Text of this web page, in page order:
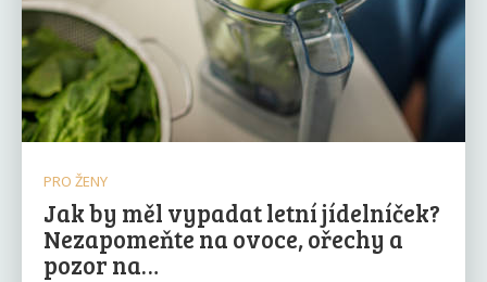
PRO ŽENY
Jak by měl vypadat letní jídelníček?
Nezapomeňte na ovoce, ořechy a
pozor na…